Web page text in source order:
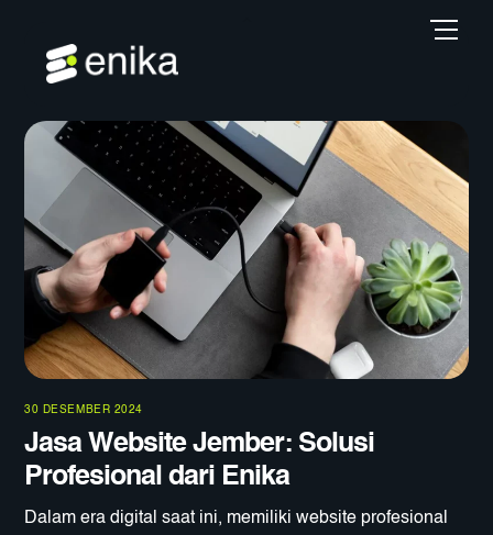
content
30 DESEMBER 2024
Jasa Website Jember: Solusi
Profesional dari Enika
Dalam era digital saat ini, memiliki website profesional